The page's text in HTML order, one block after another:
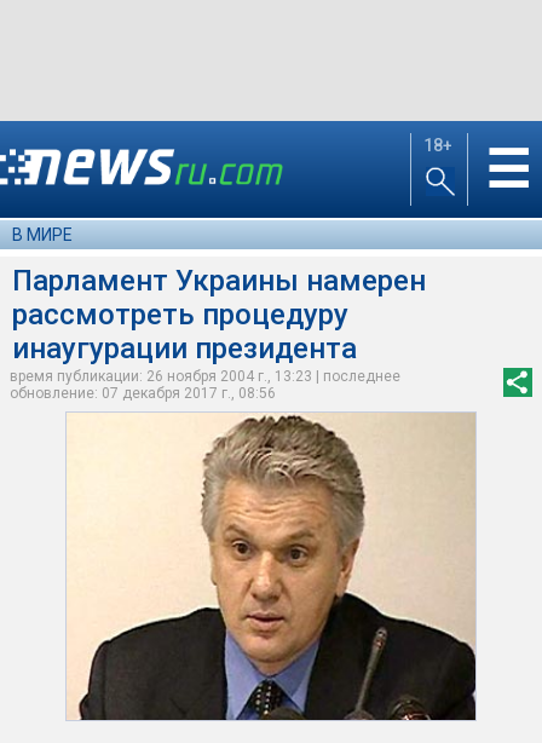
18+ ☰
В МИРЕ
Парламент Украины намерен
рассмотреть процедуру
инаугурации президента
время публикации: 26 ноября 2004 г., 13:23 | последнее
обновление: 07 декабря 2017 г., 08:56